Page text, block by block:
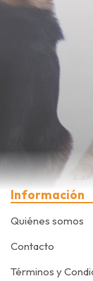
Información
Quiénes somos
Contacto
Términos y